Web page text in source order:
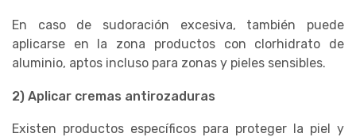
En caso de sudoración excesiva, también puede
aplicarse en la zona productos con clorhidrato de
aluminio, aptos incluso para zonas y pieles sensibles.
2) Aplicar cremas antirozaduras
Existen productos específicos para proteger la piel y